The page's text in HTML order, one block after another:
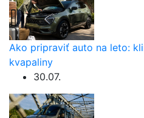
Ako pripraviť auto na leto:
kvapaliny
30.07.